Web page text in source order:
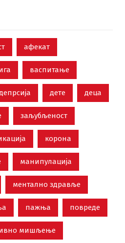
афекат
васпитање
дете деца
заљубљеност
корона
манипулација
ментално здравље
пажња повреде
мишљење